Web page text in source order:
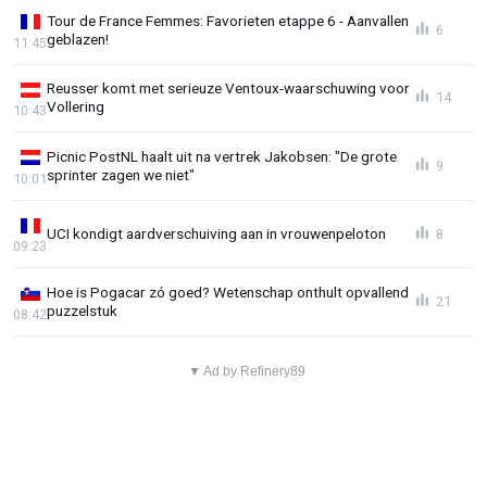
Tour de France Femmes: Favorieten etappe 6 - Aanvallen
geblazen!
11:45
6
Reusser komt met serieuze Ventoux-waarschuwing voor
Vollering
10:43
14
Picnic PostNL haalt uit na vertrek Jakobsen: "De grote
sprinter zagen we niet"
10:01
9
UCI kondigt aardverschuiving aan in vrouwenpeloton
09:23
8
Hoe is Pogacar zó goed? Wetenschap onthult opvallend
puzzelstuk
08:42
21
▼ Ad by Refinery89